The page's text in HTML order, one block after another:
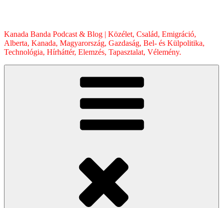
Kanada Banda Podcast & Blog | Közélet, Család, Emigráció,
Alberta, Kanada, Magyarország, Gazdaság, Bel- és Külpolitika,
Technológia, Hírháttér, Elemzés, Tapasztalat, Vélemény.